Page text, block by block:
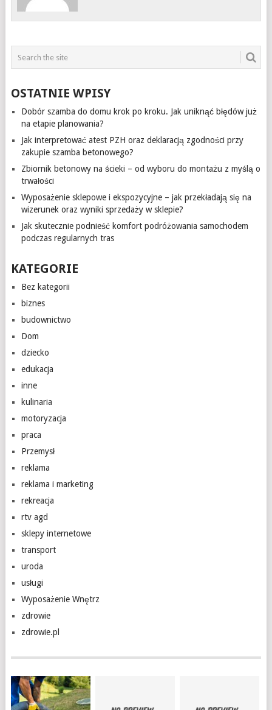
OSTATNIE WPISY
Dobór szamba do domu krok po kroku. Jak uniknąć błędów już
na etapie planowania?
Jak interpretować atest PZH oraz deklaracją zgodności przy
zakupie szamba betonowego?
Zbiornik betonowy na ścieki – od wyboru do montażu z myślą o
trwałości
Wyposażenie sklepowe i ekspozycyjne – jak przekładają się na
wizerunek oraz wyniki sprzedaży w sklepie?
Jak skutecznie podnieść komfort podróżowania samochodem
podczas regularnych tras
KATEGORIE
Bez kategorii
biznes
budownictwo
Dom
dziecko
edukacja
inne
kulinaria
motoryzacja
praca
Przemysł
reklama
reklama i marketing
rekreacja
rtv agd
sklepy internetowe
transport
uroda
usługi
Wyposażenie Wnętrz
zdrowie
zdrowie.pl